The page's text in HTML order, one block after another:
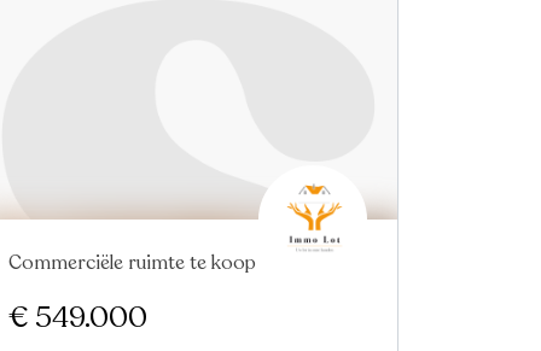
Commerciële ruimte te koop
€ 549.000